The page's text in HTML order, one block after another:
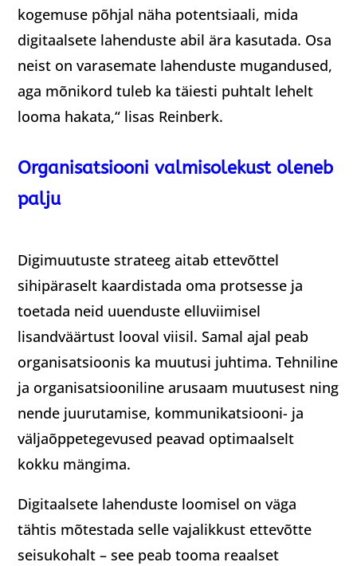
kogemuse põhjal näha potentsiaali, mida
digitaalsete lahenduste abil ära kasutada. Osa
neist on varasemate lahenduste mugandused,
aga mõnikord tuleb ka täiesti puhtalt lehelt
looma hakata,“ lisas Reinberk.
Organisatsiooni valmisolekust oleneb
palju
Digimuutuste strateeg aitab ettevõttel
sihipäraselt kaardistada oma protsesse ja
toetada neid uuenduste elluviimisel
lisandväärtust looval viisil. Samal ajal peab
organisatsioonis ka muutusi juhtima. Tehniline
ja organisatsiooniline arusaam muutusest ning
nende juurutamise, kommunikatsiooni- ja
väljaõppetegevused peavad optimaalselt
kokku mängima.
Digitaalsete lahenduste loomisel on väga
tähtis mõtestada selle vajalikkust ettevõtte
seisukohalt – see peab tooma reaalset